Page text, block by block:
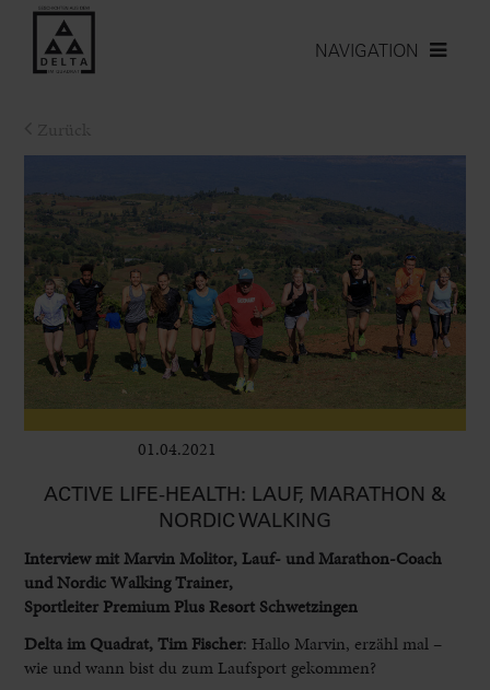
NAVIGATION
01.04.2021
ACTIVE LIFE-HEALTH: LAUF, MARATHON &
NORDIC WALKING
Interview mit Marvin Molitor, Lauf- und Marathon-Coach
und Nordic Walking Trainer,
Sportleiter Premium Plus Resort Schwetzingen
Delta im Quadrat, Tim Fischer: Hallo Marvin, erzähl mal –
wie und wann bist du zum Laufsport gekommen?